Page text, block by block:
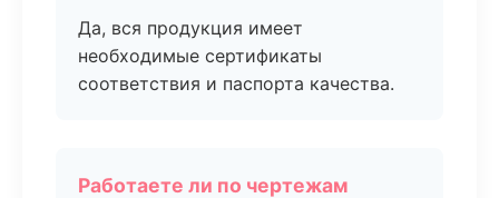
Да, вся продукция имеет
необходимые сертификаты
соответствия и паспорта качества.
Работаете ли по чертежам